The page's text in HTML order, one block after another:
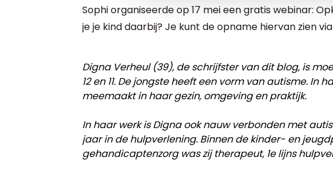
Sophi organiseerde op 17 mei een gratis webinar:
je je kind daarbij? Je kunt de opname hiervan zien via
Digna Verheul (39), de schrijfster van dit blog, is
12 en 11. De jongste heeft een vorm van autisme. In
meemaakt in haar gezin, omgeving en praktijk.
In haar werk is Digna ook nauw verbonden met
jaar in de hulpverlening. Binnen de kinder- en
gehandicaptenzorg was zij therapeut, 1e lijns